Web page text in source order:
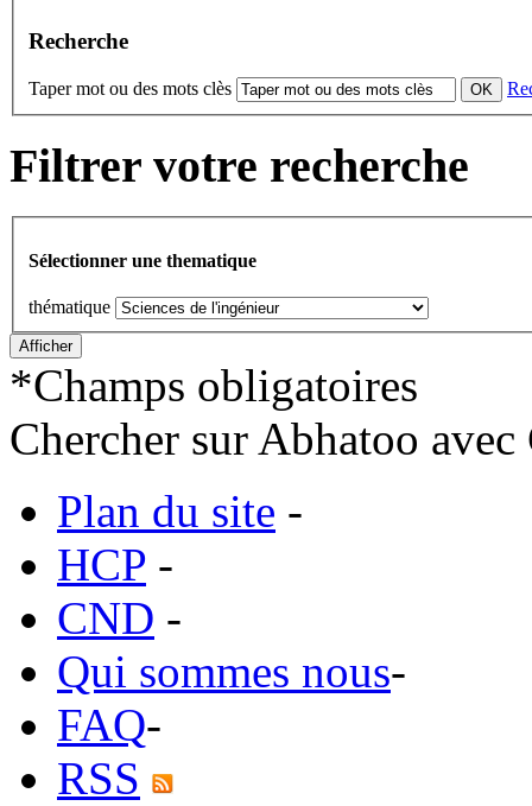
Recherche
Taper mot ou des mots clès
Filtrer votre recherche
Sélectionner une thematique
thématique
*Champs obligatoires
Chercher sur Abhatoo
Plan du site -
HCP -
CND -
Qui sommes nous-
FAQ-
RSS